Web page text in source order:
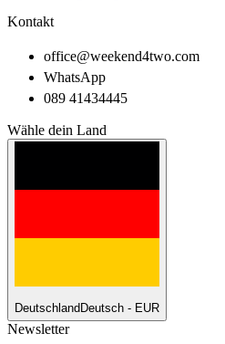
Kontakt
office@weekend4two.com
WhatsApp
089 41434445
Wähle dein Land
Deutschland Deutsch - EUR
Newsletter